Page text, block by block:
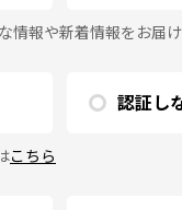
情報や新着情報をお届
認証し
こちら